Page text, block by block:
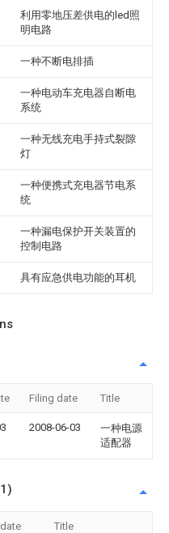
利用零地压差供电的led照
明电路
一种不断电排插
一种电动车充电器自断电
系统
一种无线充电手持式裂隙
灯
一种便携式充电器节电系
统
一种漏电保护开关装置的
控制电路
具有应急供电功能的耳机
Filing date Title
2008-06-03
一种电源
适配器
Title